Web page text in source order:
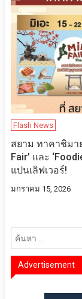
Flash News
สยาม ทาคาชิมา
Fair’ และ
แปนเลิฟเวอร์!
มกราคม 15, 2026
Advertisement